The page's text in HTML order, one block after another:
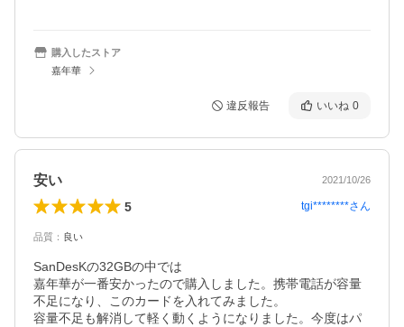
購入したストア
嘉年華
違反報告 いいね 0
安い 2021/10/26
5 tgi********さん
品質 ： 良い
SanDesKの32GBの中では
嘉年華が一番安かったので購入しました。携帯電話が容量
不足になり、このカードを入れてみました。
容量不足も解消して軽く動くようになりました。今度はパ